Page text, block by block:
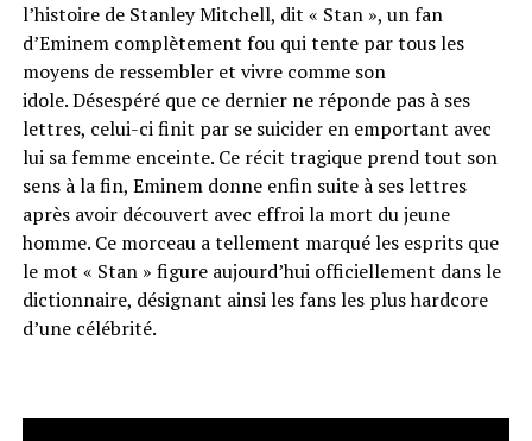
l’histoire de Stanley Mitchell, dit « Stan », un fan
d’Eminem complètement fou qui tente par tous les
moyens de ressembler et vivre comme son
idole.Désespéré quece dernier ne réponde pas à ses
lettres, celui-ci finit par se suicider en emportant avec
lui sa femme enceinte.Ce récit tragique prend tout son
sens à la fin, Eminem donne enfin suite à ses lettres
après avoir découvert avec effroi la mort du jeune
homme.Ce morceau a tellement marqué les esprits que
le mot « Stan » figure aujourd’hui officiellement dans le
dictionnaire, désignant ainsi les fans les plus hardcore
d’une célébrité.